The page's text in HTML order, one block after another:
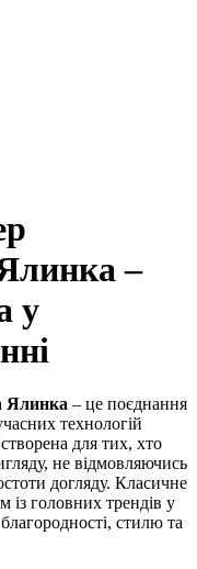
–
у
Ялинка – це поєднання
технологій
для тих, хто
не відмовляючись
догляду. Класичне
із головних трендів у
стилю та